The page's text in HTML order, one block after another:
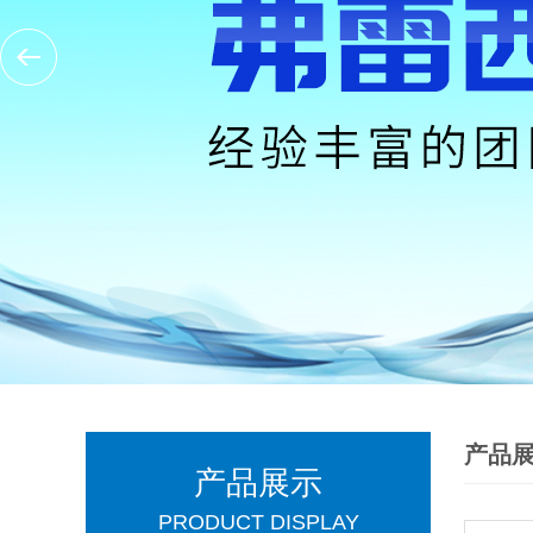
产品展示
PRODUCT DISPLAY
产品